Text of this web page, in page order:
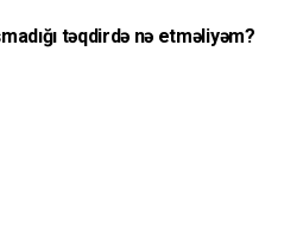
təqdirdə nə etməliyəm?